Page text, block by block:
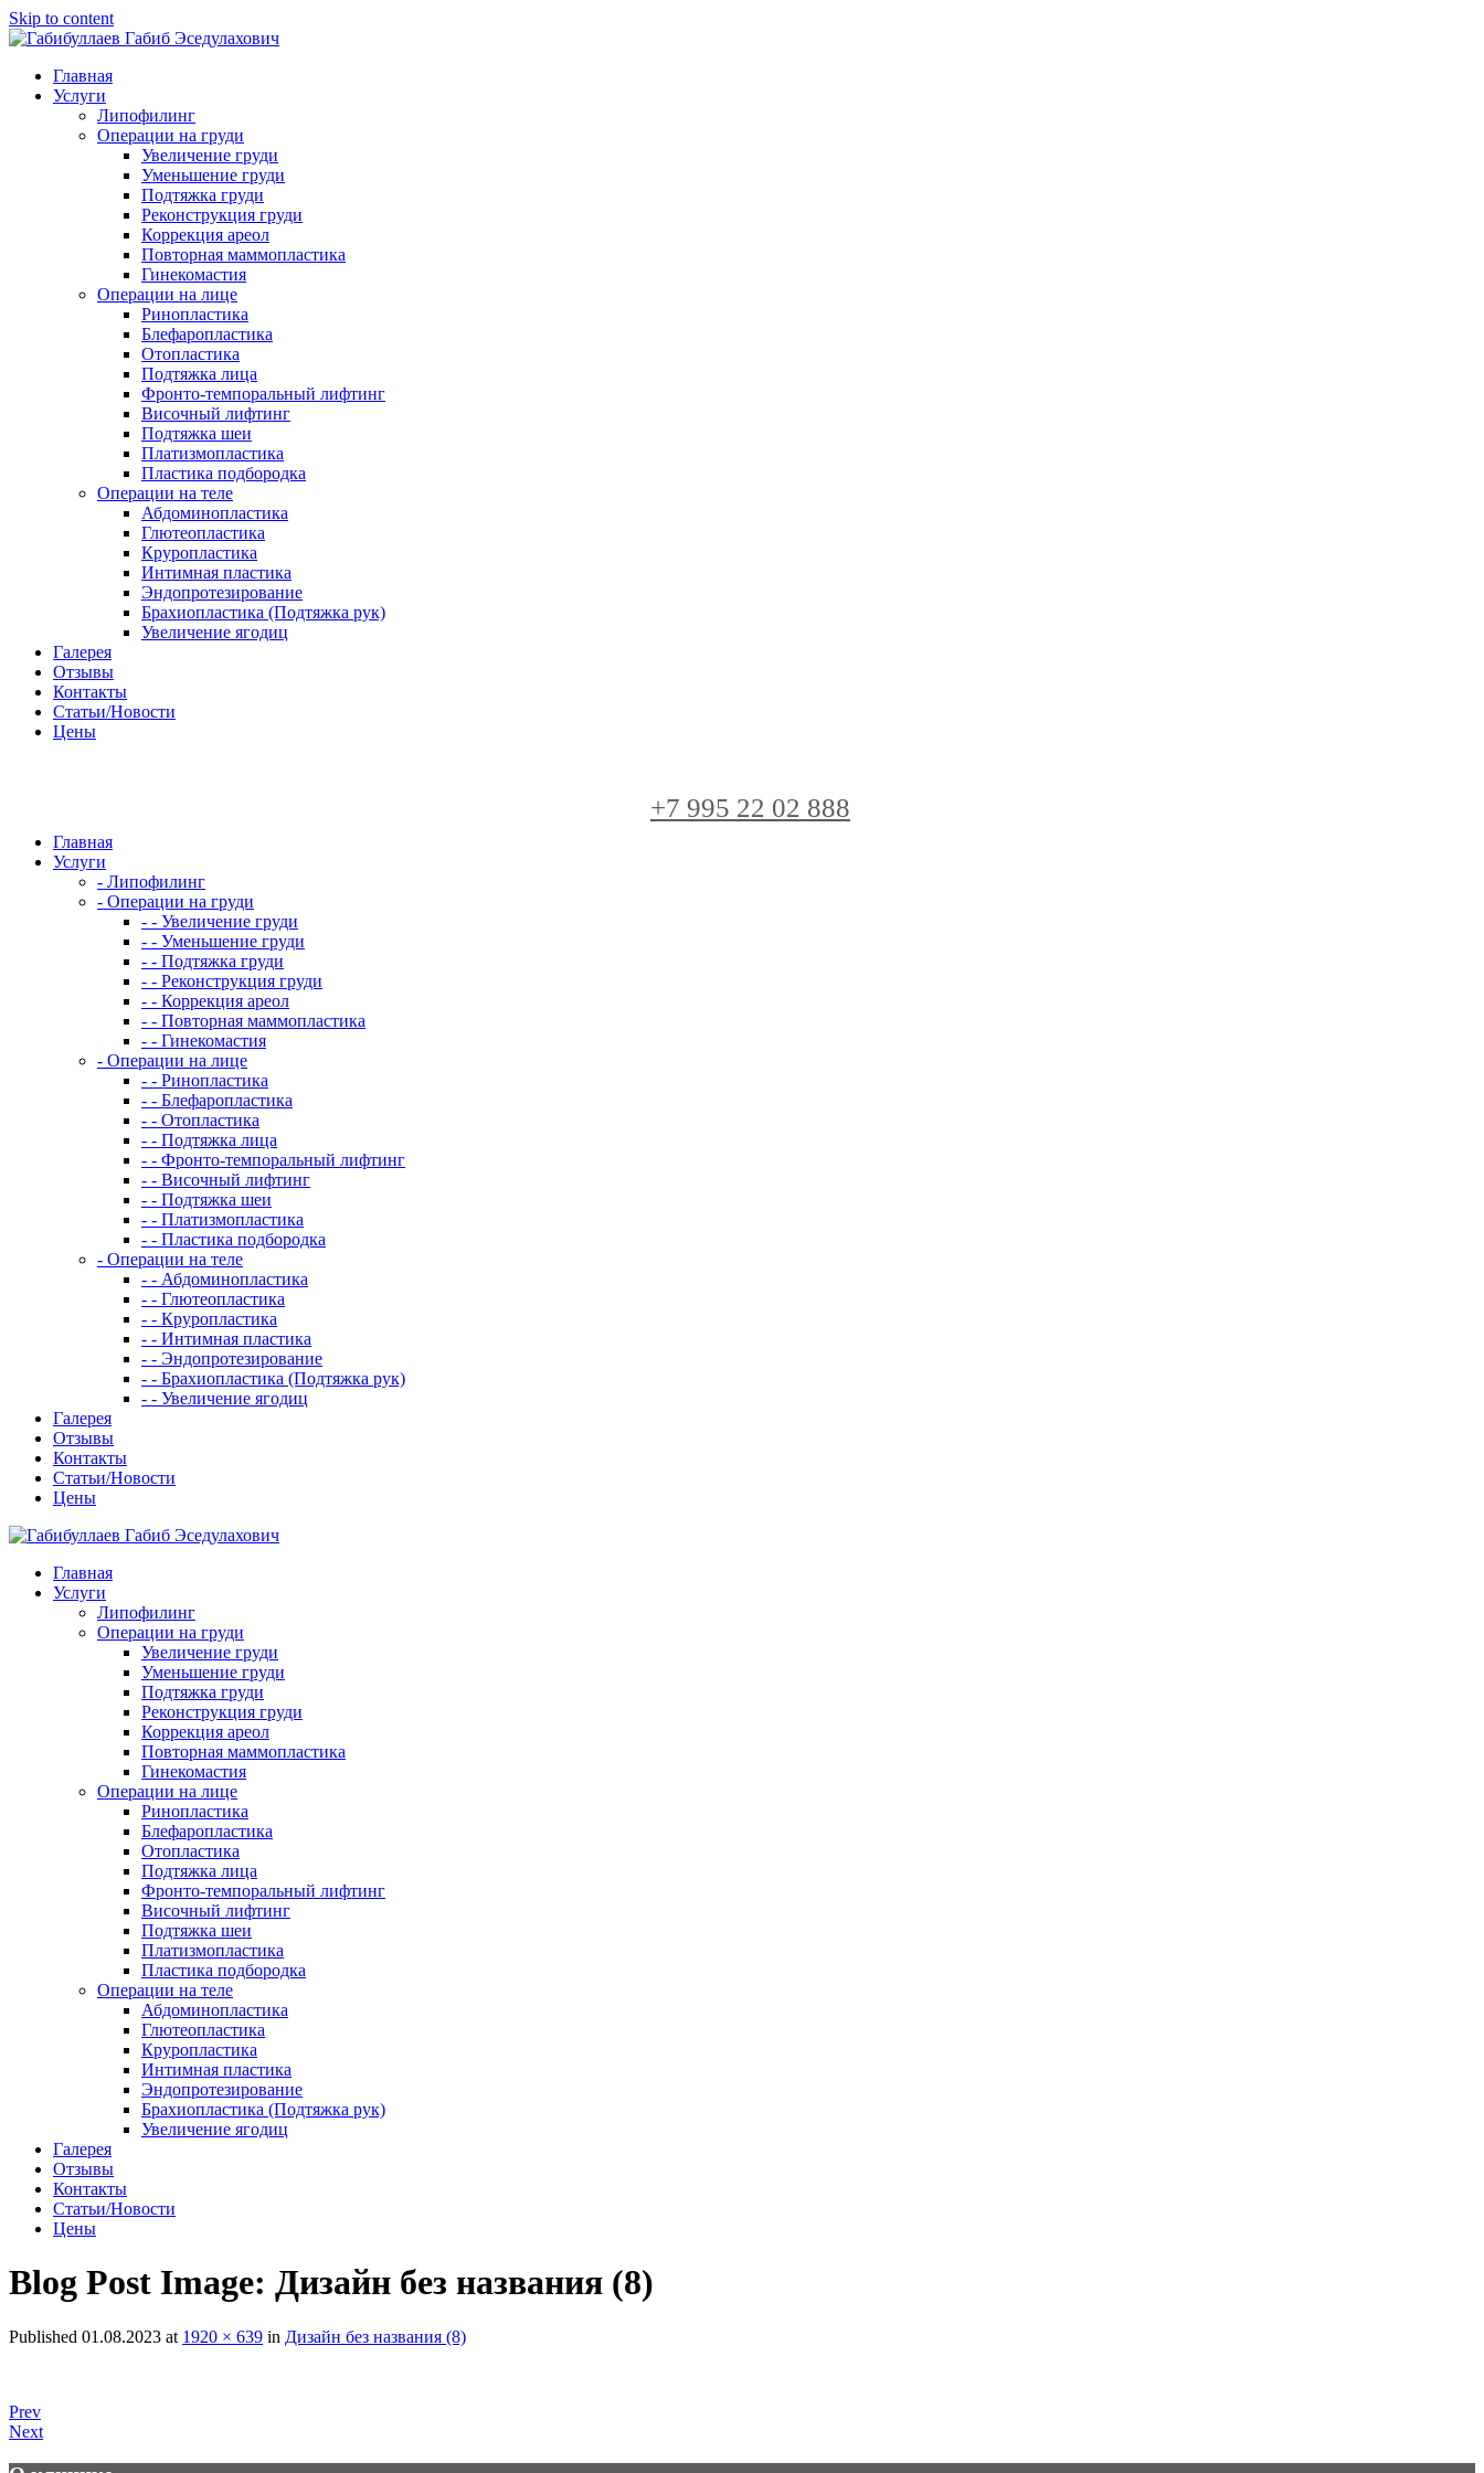
Skip to content
Главная
Услуги
Липофилинг
Операции на груди
Увеличение груди
Уменьшение груди
Подтяжка груди
Реконструкция груди
Коррекция ареол
Повторная маммопластика
Гинекомастия
Операции на лице
Ринопластика
Блефаропластика
Отопластика
Подтяжка лица
Фронто-темпоральный лифтинг
Височный лифтинг
Подтяжка шеи
Платизмопластика
Пластика подбородка
Операции на теле
Абдоминопластика
Глютеопластика
Круропластика
Интимная пластика
Эндопротезирование
Брахиопластика (Подтяжка рук)
Увеличение ягодиц
Галерея
Отзывы
Контакты
Статьи/Новости
Цены
+7 995 22 02 888
Главная
Услуги
- Липофилинг
- Операции на груди
- - Увеличение груди
- - Уменьшение груди
- - Подтяжка груди
- - Реконструкция груди
- - Коррекция ареол
- - Повторная маммопластика
- - Гинекомастия
- Операции на лице
- - Ринопластика
- - Блефаропластика
- - Отопластика
- - Подтяжка лица
- - Фронто-темпоральный лифтинг
- - Височный лифтинг
- - Подтяжка шеи
- - Платизмопластика
- - Пластика подбородка
- Операции на теле
- - Абдоминопластика
- - Глютеопластика
- - Круропластика
- - Интимная пластика
- - Эндопротезирование
- - Брахиопластика (Подтяжка рук)
- - Увеличение ягодиц
Галерея
Отзывы
Контакты
Статьи/Новости
Цены
Главная
Услуги
Липофилинг
Операции на груди
Увеличение груди
Уменьшение груди
Подтяжка груди
Реконструкция груди
Коррекция ареол
Повторная маммопластика
Гинекомастия
Операции на лице
Ринопластика
Блефаропластика
Отопластика
Подтяжка лица
Фронто-темпоральный лифтинг
Височный лифтинг
Подтяжка шеи
Платизмопластика
Пластика подбородка
Операции на теле
Абдоминопластика
Глютеопластика
Круропластика
Интимная пластика
Эндопротезирование
Брахиопластика (Подтяжка рук)
Увеличение ягодиц
Галерея
Отзывы
Контакты
Статьи/Новости
Цены
Blog Post Image: Дизайн без названия (8)
Published 01.08.2023 at 1920 × 639 in Дизайн без названия (8)
Prev
Next